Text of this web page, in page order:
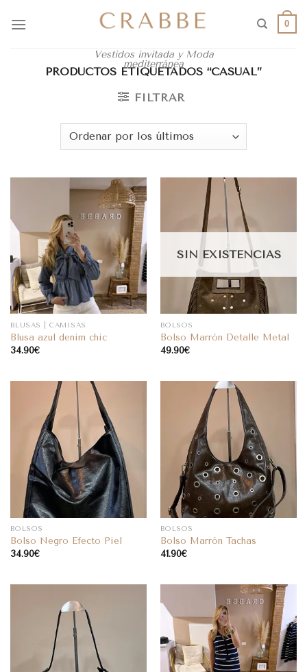
Vestidos invitada y Moda
mediterránea
0
PRODUCTOS ETIQUETADOS “CASUAL”
FILTRAR
BLUSAS | CAMISAS
Blusa azul denim chic
34.90€
SIN EXISTENCIAS
BOLSOS
Bolso Marrón Detalle Metal
49.90€
BOLSOS
Bolso Negro Efecto Piel
34.90€
BOLSOS
Bolso Marrón Tachas
41.90€